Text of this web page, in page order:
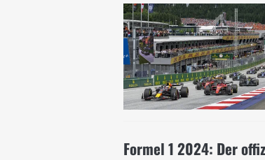
Formel 1 2024: Der